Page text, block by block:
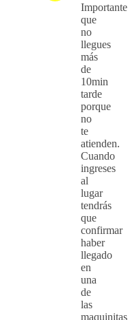
Importante
que
no
llegues
más
de
10min
tarde
porque
no
te
atienden.
Cuando
ingreses
al
lugar
tendrás
que
confirmar
haber
llegado
en
una
de
las
maquinitas